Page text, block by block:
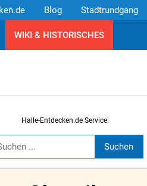
Stadtrundgang
Blog
WIKI & HISTORISCHES
Halle-Entdecken.de Service: